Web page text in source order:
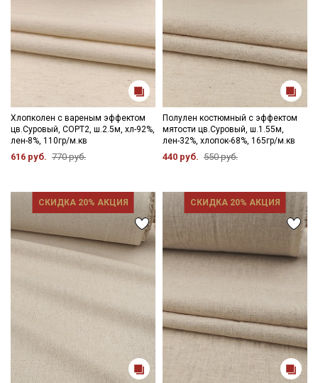
Хлопколен с вареным эффектом
цв.Суровый, СОРТ2, ш.2.5м, хл-92%,
лен-8%, 110гр/м.кв
616 руб. 770 руб.
Полулен костюмный с эффектом
мятости цв.Суровый, ш.1.55м,
лен-32%, хлопок-68%, 165гр/м.кв
440 руб. 550 руб.
СКИДКА 20% АКЦИЯ СКИДКА 20% АКЦИЯ